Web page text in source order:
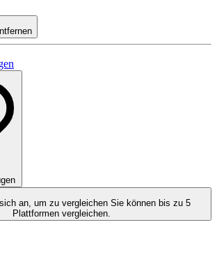
an, um zu vergleichen Sie können bis zu 5
Plattformen vergleichen.